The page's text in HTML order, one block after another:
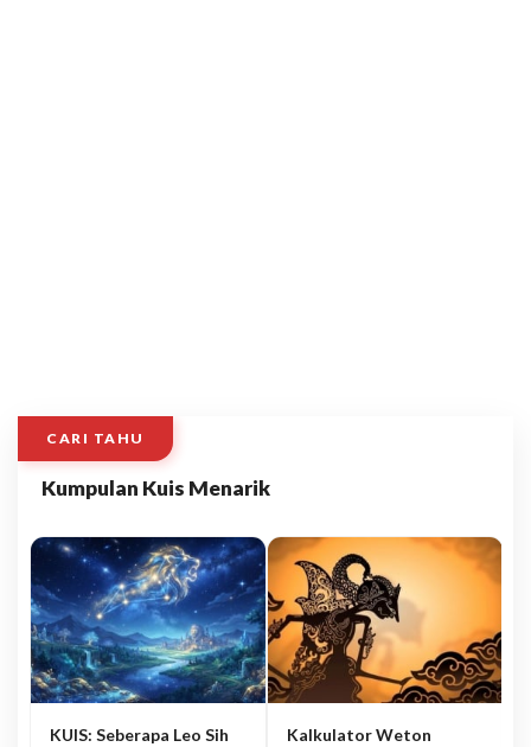
CARI TAHU
Kumpulan Kuis Menarik
KUIS: Seberapa Leo Sih
Kalkulator Weton